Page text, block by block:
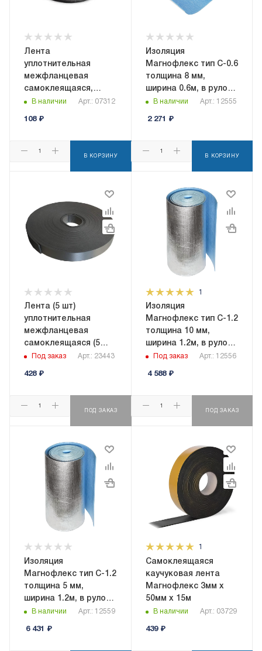
Лента
уплотнительная
межфланцевая
самоклеящаяся,
ширина 15мм,
В наличии Арт.: 07312
108₽
В КОРЗИНУ
Изоляция
Магнофлекс тип C-0.6
толщина 8 мм,
ширина 0.6м, в рулоне
9 кв.м,
В наличии Арт.: 12555
2 271 ₽
В КОРЗИНУ
Лента (5 шт)
уплотнительная
межфланцевая
самоклеящаяся (5
шт), ширина 15мм,
Под заказ Арт.: 23443
428₽
ПОД ЗАКАЗ
1
Изоляция
Магнофлекс тип C-1.2
толщина 10 мм,
ширина 1.2м, в рулоне
18 кв.м,
Под заказ Арт.: 12556
4 588₽
ПОД ЗАКАЗ
Изоляция
Магнофлекс тип C-1.2
толщина 5 мм,
ширина 1.2м, в рулоне
36 кв.м,
В наличии Арт.: 12559
6 431 ₽
1
Самоклеящаяся
каучуковая лента
Магнофлекс 3мм х
50мм х 15м
В наличии Арт.: 03729
439₽